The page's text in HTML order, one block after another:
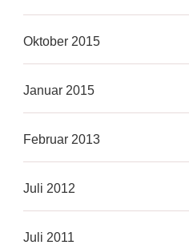
Oktober 2015
Januar 2015
Februar 2013
Juli 2012
Juli 2011